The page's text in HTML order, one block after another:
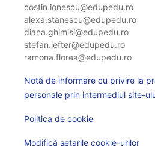
costin.ionescu@edupedu.ro
alexa.stanescu@edupedu.ro
diana.ghimisi@edupedu.ro
stefan.lefter@edupedu.ro
ramona.florea@edupedu.ro
Notă de informare cu privire la
personale prin intermediul site-
Politica de cookie
Modifică setarile cookie-urilor